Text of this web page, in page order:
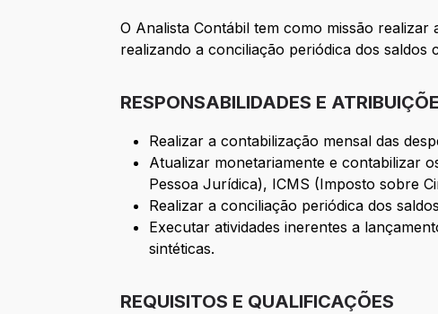
O Analista Contábil tem como missão realizar
realizando a conciliação periódica dos saldos
RESPONSABILIDADES E
Realizar a contabilização mensal das
Atualizar monetariamente e contabilizar
Pessoa Jurídica), ICMS (Imposto sobre
Realizar a conciliação periódica dos
Executar atividades inerentes a
sintéticas.
REQUISITOS E QUALIFICAÇÕES